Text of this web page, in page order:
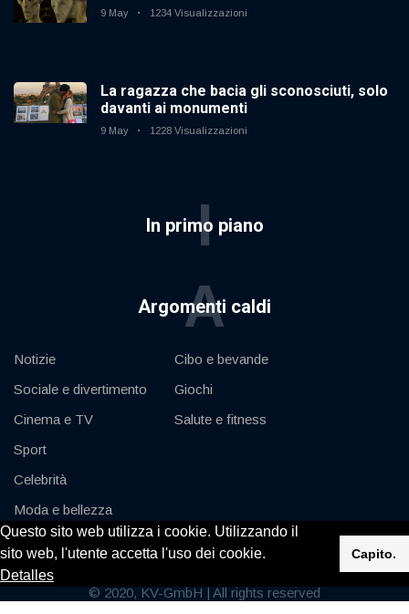
Questo sito web utilizza i cookie. Utilizzando il
sito web, l'utente accetta l'uso dei cookie.
Detalles
Capito.
9 May 1234 Visualizzazioni
La ragazza che bacia gli sconosciuti, solo
davanti ai monumenti
9 May 1228 Visualizzazioni
In primo piano
I
Argomenti caldi
A
Notizie
Sociale e divertimento
Cinema e TV
Sport
Celebrità
Moda e bellezza
Auto e motore
Cibo e bevande
Giochi
Salute e fitness
© 2020, KV-GmbH | All rights reserved